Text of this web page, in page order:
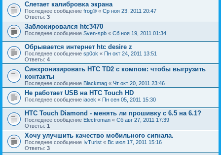
Слетает калибровка экрана
Последнее сообщение frog® « Ср ноя 23, 2011 20:47
Ответы: 3
Заблокировался htc3470
Последнее сообщение Sven-spb « Сб ноя 19, 2011 01:34
Обрывается интернет htc desire z
Последнее сообщение sp0ok « Пн окт 24, 2011 13:51
Ответы: 4
Синхронизировать HTC TD2 с компом: чтобы выгрузить
контакты
Последнее сообщение Blackmag « Чт окт 20, 2011 23:46
Не работает USB на HTC Touch HD
Последнее сообщение iacek « Пн сен 05, 2011 15:30
HTC Touch Diamond - менять ли прошивку с 6.5 на 6.1?
Последнее сообщение Electroman « Сб авг 27, 2011 17:39
Ответы: 1
Хочу улучшить качество мобильного сигнала.
Последнее сообщение IvTurist « Вс июл 17, 2011 15:16
Ответы: 3